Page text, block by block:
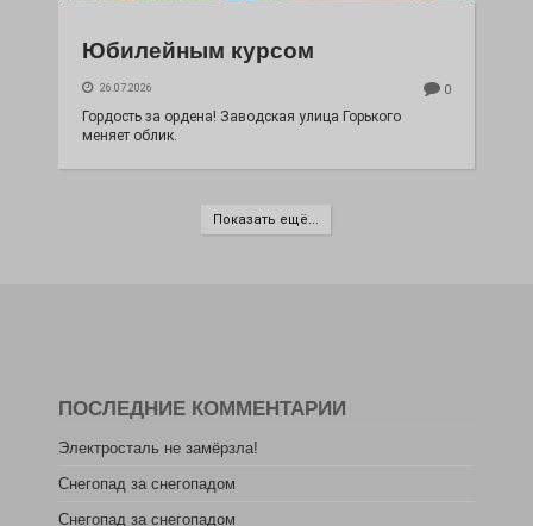
Юбилейным курсом
26.07.2026 0
Гордость за ордена! Заводская улица Горького
меняет облик.
Показать ещё...
ПОСЛЕДНИЕ КОММЕНТАРИИ
Электросталь не замёрзла!
Снегопад за снегопадом
Снегопад за снегопадом